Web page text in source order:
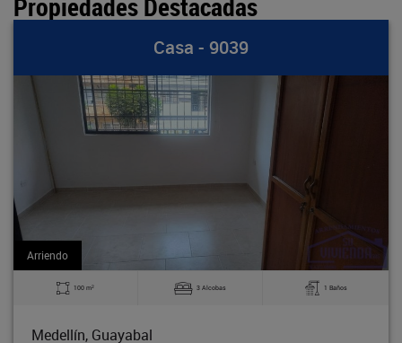
3 Alcobas 1 Baños
Arriendo
140 m